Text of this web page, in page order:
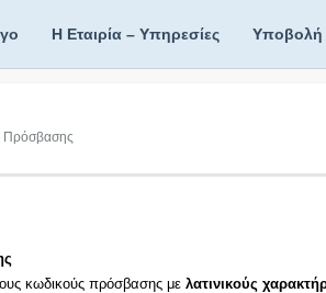
Η Εταιρία – Υπηρεσίες Υποβολή
Πρόσβασης
κωδικούς πρόσβασης μελατινικούς